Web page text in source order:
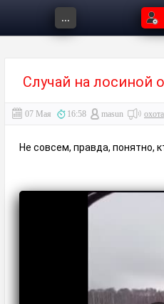
...
Случай на лосиной
07 Мая 16:58 masun охота
Не совсем, правда, понятно,